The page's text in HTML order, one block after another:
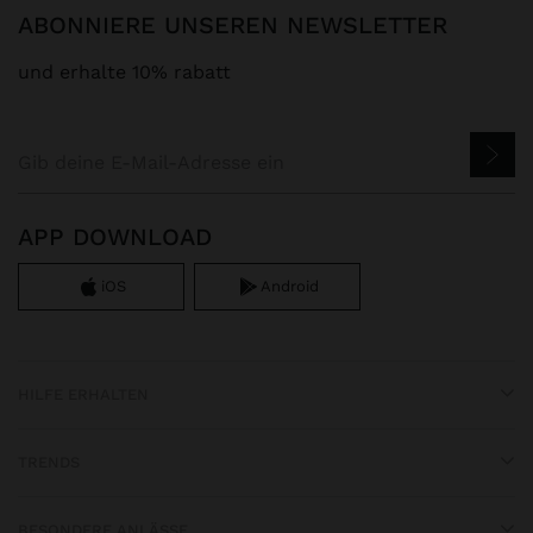
ABONNIERE UNSEREN NEWSLETTER
und erhalte 10% rabatt
APP DOWNLOAD
iOS Android